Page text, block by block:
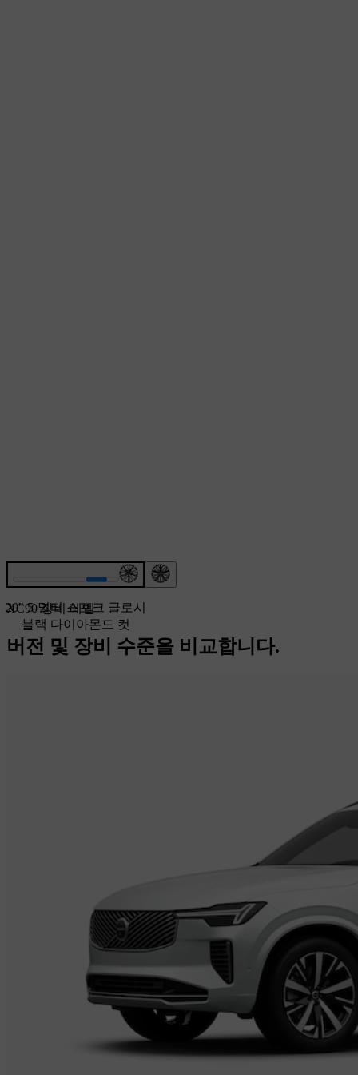
20" 5-멀티 스포크 글로시
블랙 다이아몬드 컷
XC90 장비 레벨
버전 및 장비 수준을 비교합니다.